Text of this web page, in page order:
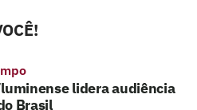
lidera audiência
Brasil